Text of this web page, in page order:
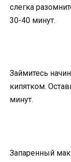
слегка
30-40 минут.
Займитесь
кипятком.
минут.
Запаренный мак